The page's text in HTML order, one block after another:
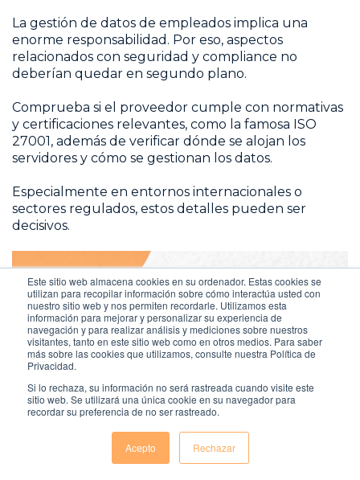
Este sitio web almacena cookies en su ordenador. Estas cookies se
utilizan para recopilar información sobre cómo interactúa usted con
nuestro sitio web y nos permiten recordarle. Utilizamos esta
información para mejorar y personalizar su experiencia de
navegación y para realizar análisis y mediciones sobre nuestros
visitantes, tanto en este sitio web como en otros medios. Para saber
más sobre las cookies que utilizamos, consulte nuestra Política de
Privacidad.
Si lo rechaza, su información no será rastreada cuando visite este
sitio web. Se utilizará una única cookie en su navegador para
recordar su preferencia de no ser rastreado.
Acepto Rechazar
La gestión de datos de empleados implica una
enorme responsabilidad. Por eso, aspectos
relacionados con seguridad y compliance no
deberían quedar en segundo plano.
Comprueba si el proveedor cumple con normativas
y certificaciones relevantes, como la famosa ISO
27001, además de verificar dónde se alojan los
servidores y cómo se gestionan los datos.
Especialmente en entornos internacionales o
sectores regulados, estos detalles pueden ser
decisivos.